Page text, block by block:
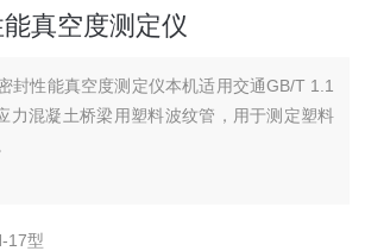
真空度测定仪
封性能真空度测定仪本机适用交通GB/T 1.1
力混凝土桥梁用塑料波纹管，用于测定塑料
17型